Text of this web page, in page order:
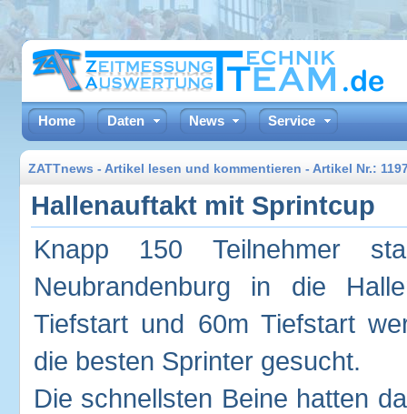
Home Daten News Service
ZATTnews - Artikel lesen und kommentieren - Artikel Nr.:
Hallenauftakt mit Sprintcup
Knapp 150 Teilnehmer
Neubrandenburg in die
Tiefstart und 60m Tiefstart
die besten Sprinter gesucht.
Die schnellsten Beine hatten